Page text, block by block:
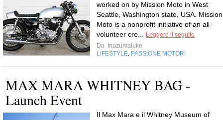
worked on by Mission Moto in West
Seattle, Washington state, USA. Mission
Moto is a nonprofit initiative of an all-
volunteer cre...
Leggere il seguito
Da
Inazumaluke
LIFESTYLE PASSIONE MOTORI
MAX MARA WHITNEY BAG -
Il Max Mara e il Whitney Museum of